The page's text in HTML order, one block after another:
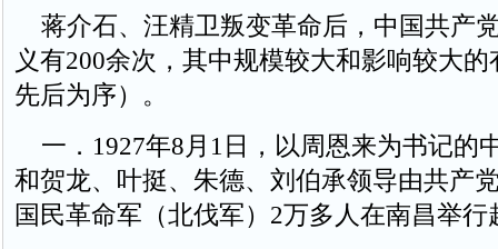
蒋介石、汪精卫叛变革命后，中国共产
义有200余次，其中规模较大和影响较大
先后为序）。
一．1927年8月1日，以周恩来为书记的
和贺龙、叶挺、朱德、刘伯承领导由共产
国民革命军（北伐军）2万多人在南昌举行